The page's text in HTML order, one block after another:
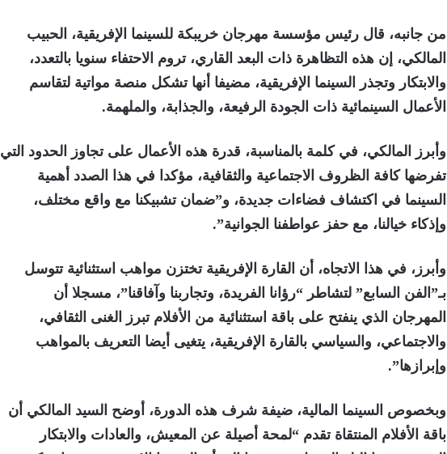
من جانبه، قال رئيس مؤسسة مهرجان خريبكة للسينما الإفريقية، الحبيب
المالكي، إن هذه التظاهرة ذات البعد القاري، تروم الاحتفاء سنويا بالتعدد،
والابتكار وتجذر السينما الإفريقية، مضيفا أنها تشكل منصة مواتية لتقاسم
الأعمال السينمائية ذات الجودة الرفيعة، والجذابة، والملهمة.
وأبرز المالكي، في كلمة بالمناسبة، قدرة هذه الأعمال على تجاوز الحدود التي
تفرضها كافة الظروف الاجتماعية والثقافية، مؤكدا في هذا الصدد أهمية
السينما في اكتشاف فضاءات جديدة، و”ضمان تشبيكنا مع واقع مختلف،
وإذكاء خيالنا، مع حفز عواطفنا الجوانية”.
وأبرز، في هذا الاتجاه، أن القارة الإفريقية تختزن مواهب استثنائية تتوسل
بـ”الفن السابع” لتشاطر “رؤانا الفريدة، وتجاربنا وآفاقنا”، مسجلا أن
المهرجان الذي ينفتح على باقة استثنائية من الأفلام تبرز الغنى الثقافي،
والاجتماعي، والسياسي بالقارة الإفريقية، يتغيى أيضا التعريف بالمواهب
وإبرازها”.
وبخصوص السينما المالية، ضيفة شرف هذه الدورة، أوضح السيد المالكي أن
باقة الأفلام المنتقاة تقدم “لمحة أصيلة عن المعيش، والعادات والابتكار